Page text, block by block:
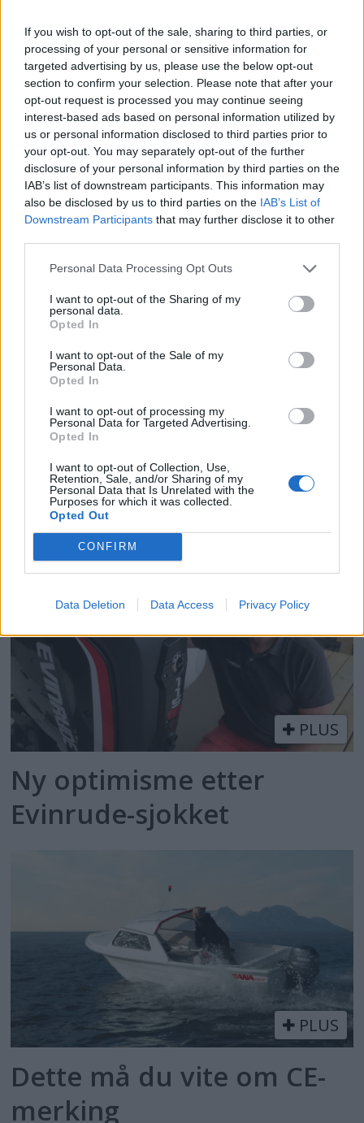
If you wish to opt-out of the sale, sharing to third parties, or
processing of your personal or sensitive information for
targeted advertising by us, please use the below opt-out
section to confirm your selection. Please note that after your
opt-out request is processed you may continue seeing
interest-based ads based on personal information utilized by
us or personal information disclosed to third parties prior to
your opt-out. You may separately opt-out of the further
disclosure of your personal information by third parties on the
IAB’s list of downstream participants. This information may
also be disclosed by us to third parties on the IAB’s List of
Downstream Participants that may further disclose it to other
Personal Data Processing Opt Outs
I want to opt-out of the Sharing of my
personal data.
Opted In
I want to opt-out of the Sale of my
Personal Data.
Opted In
I want to opt-out of processing my
Personal Data for Targeted Advertising.
Opted In
I want to opt-out of Collection, Use,
Retention, Sale, and/or Sharing of my
Personal Data that Is Unrelated with the
Purposes for which it was collected.
Opted Out
CONFIRM
Data Deletion Data Access Privacy Policy
PLUS
Heller svarte enn
møkkete fendere
Feil fokus på
sjøsikkerheten
PLUS
Ny optimisme etter
Evinrude-sjokket
PLUS
Dette må du vite om CE-
merking